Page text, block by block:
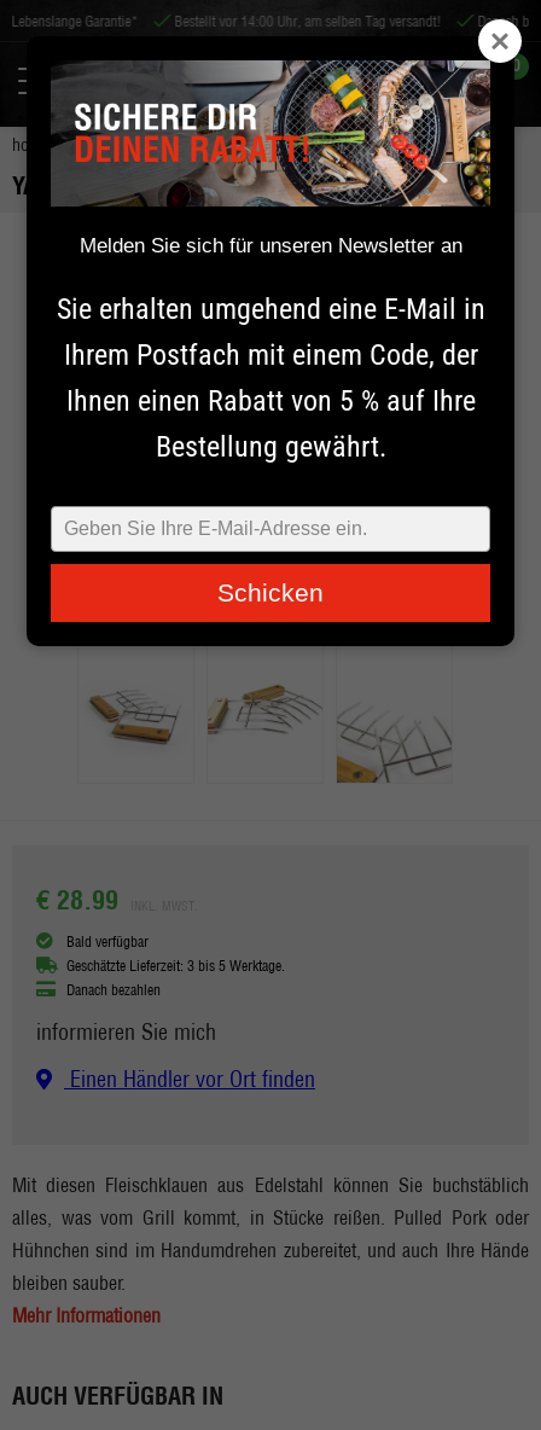
Garantie* Bestellt vor 14:00 Uhr, am selben Tag versandt! Danach bezahlen
0
home zubehör bbq-zubehör yakiniku fleischklauen
YAKINIKU FLEISCHKLAUEN
€ 28.99
Bald verfügbar
Geschätzte Lieferzeit: 3 bis 5 Werktage.
Danach bezahlen
informieren Sie mich
Einen Händler vor Ort finden
Mit diesen Fleischklauen aus Edelstahl können Sie buchstäblich
alles, was vom Grill kommt, in Stücke reißen. Pulled Pork oder
Hühnchen sind im Handumdrehen zubereitet, und auch Ihre Hände
bleiben sauber.
Mehr Informationen
AUCH VERFÜGBAR IN
Melden Sie sich für unseren Newsletter an
Sie erhalten umgehend eine E-Mail in
Ihrem Postfach mit einem Code, der
Ihnen einen Rabatt von 5 % auf Ihre
Bestellung gewährt.
Typ
je
in
Schicken